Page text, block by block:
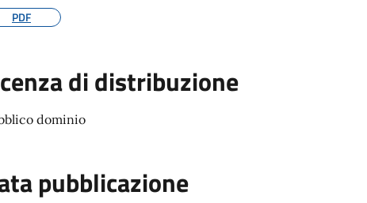
PDF
di distribuzione
dominio
pubblicazione